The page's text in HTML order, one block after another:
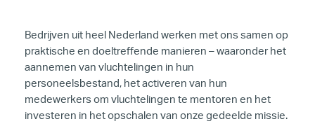
Bedrijven uit heel Nederland werken met ons samen op
praktische en doeltreffende manieren – waaronder het
aannemen van vluchtelingen in hun
personeelsbestand, het activeren van hun
medewerkers om vluchtelingen te mentoren en het
investeren in het opschalen van onze gedeelde missie.